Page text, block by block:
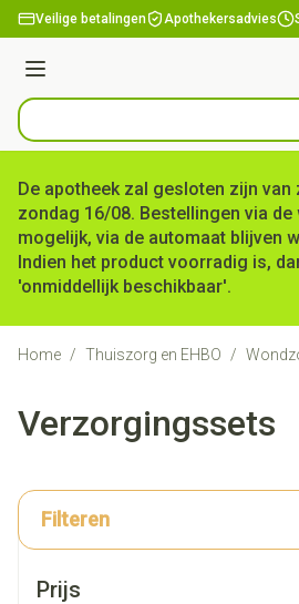
Ga naar de inhoud
Veilige betalingen Apothekersadvies
Menu
Product, merk, categorie...
De apotheek zal gesloten zijn
zondag 16/08. Bestellingen via
mogelijk, via de automaat blijven
Indien het product voorradig is,
'onmiddellijk beschikbaar'.
Home / Thuiszorg en EHBO /
Verzorgingssets
Filteren
Prijs